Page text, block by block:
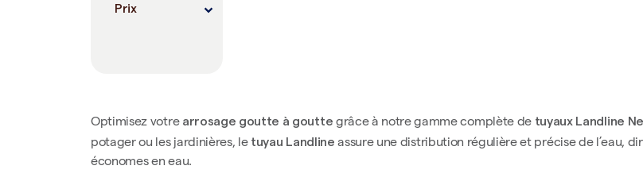
Prix
Optimisez votre arrosage goutte à goutte grâce à notre gamme complète de tuyaux Landline
potager ou les jardinières, le tuyau Landline assure une distribution régulière et précise de l’eau,
économes en eau.